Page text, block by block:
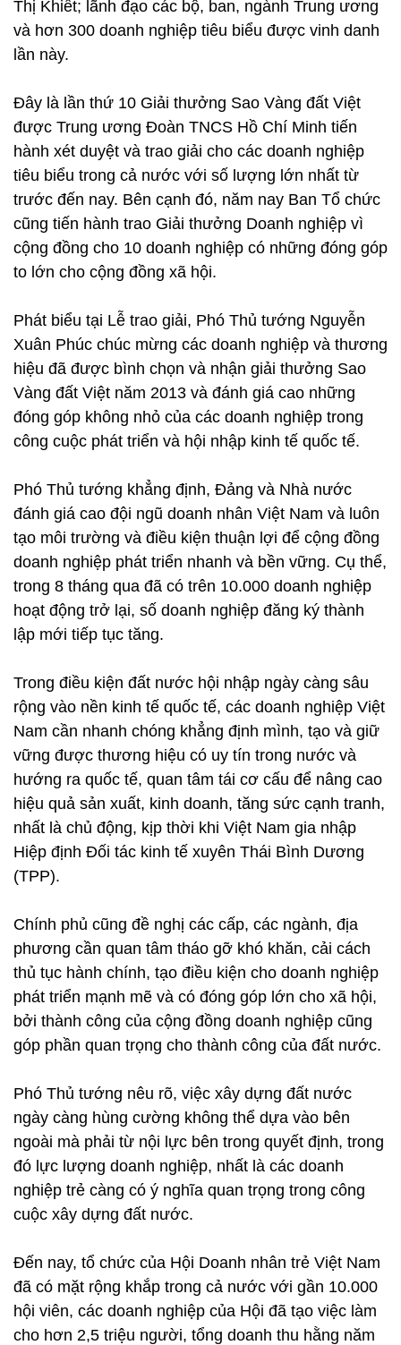
Thị Khiết; lãnh đạo các bộ, ban, ngành Trung ương
và hơn 300 doanh nghiệp tiêu biểu được vinh danh
lần này.
Đây là lần thứ 10 Giải thưởng Sao Vàng đất Việt
được Trung ương Đoàn TNCS Hồ Chí Minh tiến
hành xét duyệt và trao giải cho các doanh nghiệp
tiêu biểu trong cả nước với số lượng lớn nhất từ
trước đến nay. Bên cạnh đó, năm nay Ban Tổ chức
cũng tiến hành trao Giải thưởng Doanh nghiệp vì
cộng đồng cho 10 doanh nghiệp có những đóng góp
to lớn cho cộng đồng xã hội.
Phát biểu tại Lễ trao giải, Phó Thủ tướng Nguyễn
Xuân Phúc chúc mừng các doanh nghiệp và thương
hiệu đã được bình chọn và nhận giải thưởng Sao
Vàng đất Việt năm 2013 và đánh giá cao những
đóng góp không nhỏ của các doanh nghiệp trong
công cuộc phát triển và hội nhập kinh tế quốc tế.
Phó Thủ tướng khẳng định, Đảng và Nhà nước
đánh giá cao đội ngũ doanh nhân Việt Nam và luôn
tạo môi trường và điều kiện thuận lợi để cộng đồng
doanh nghiệp phát triển nhanh và bền vững. Cụ thể,
trong 8 tháng qua đã có trên 10.000 doanh nghiệp
hoạt động trở lại, số doanh nghiệp đăng ký thành
lập mới tiếp tục tăng.
Trong điều kiện đất nước hội nhập ngày càng sâu
rộng vào nền kinh tế quốc tế, các doanh nghiệp Việt
Nam cần nhanh chóng khẳng định mình, tạo và giữ
vững được thương hiệu có uy tín trong nước và
hướng ra quốc tế, quan tâm tái cơ cấu để nâng cao
hiệu quả sản xuất, kinh doanh, tăng sức cạnh tranh,
nhất là chủ động, kịp thời khi Việt Nam gia nhập
Hiệp định Đối tác kinh tế xuyên Thái Bình Dương
(TPP).
Chính phủ cũng đề nghị các cấp, các ngành, địa
phương cần quan tâm tháo gỡ khó khăn, cải cách
thủ tục hành chính, tạo điều kiện cho doanh nghiệp
phát triển mạnh mẽ và có đóng góp lớn cho xã hội,
bởi thành công của cộng đồng doanh nghiệp cũng
góp phần quan trọng cho thành công của đất nước.
Phó Thủ tướng nêu rõ, việc xây dựng đất nước
ngày càng hùng cường không thể dựa vào bên
ngoài mà phải từ nội lực bên trong quyết định, trong
đó lực lượng doanh nghiệp, nhất là các doanh
nghiệp trẻ càng có ý nghĩa quan trọng trong công
cuộc xây dựng đất nước.
Đến nay, tổ chức của Hội Doanh nhân trẻ Việt Nam
đã có mặt rộng khắp trong cả nước với gần 10.000
hội viên, các doanh nghiệp của Hội đã tạo việc làm
cho hơn 2,5 triệu người, tổng doanh thu hằng năm